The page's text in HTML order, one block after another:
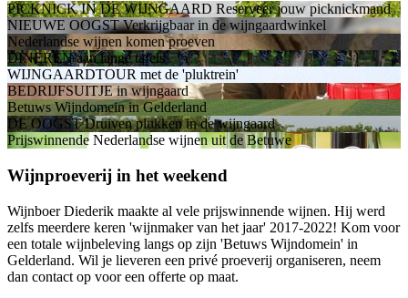
PICKNICK IN DE WIJNGAARD Reserveer jouw picknickmand
NIEUWE OOGST Verkrijgbaar in de wijngaardwinkel
Nederlandse wijnen komen proeven
DINEREN aan lange tafels
WIJNGAARDTOUR met de 'pluktrein'
BEDRIJFSUITJE in wijngaard
Betuws Wijndomein in Gelderland
DE OOGST Druiven plukken in de wijngaard
Prijswinnende Nederlandse wijnen uit de Betuwe
Wijnproeverij in het weekend
Wijnboer Diederik maakte al vele prijswinnende wijnen. Hij werd
zelfs meerdere keren 'wijnmaker van het jaar' 2017-2022! Kom voor
een totale wijnbeleving langs op zijn 'Betuws Wijndomein' in
Gelderland. Wil je lieveren een privé proeverij organiseren, neem
dan contact op voor een offerte op maat.